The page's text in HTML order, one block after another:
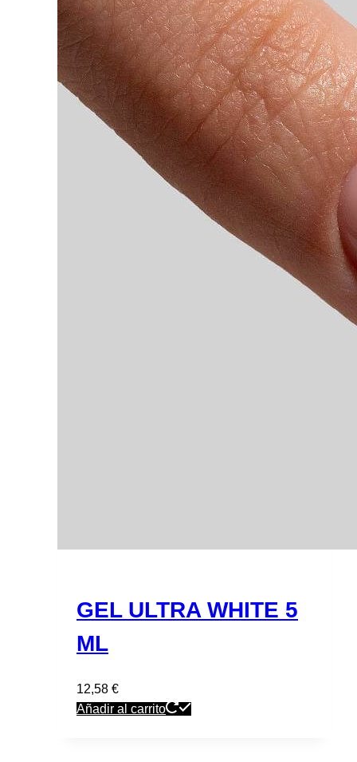
GEL ULTRA WHITE 5
ML
12,58 €
Añadir al carrito